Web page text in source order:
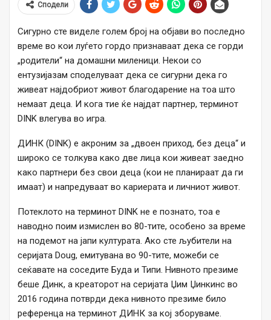
Сподели
Сигурно сте виделе голем број на објави во последно
време во кои луѓето гордо признаваат дека се горди
„родители“ на домашни миленици. Некои со
ентузијазам споделуваат дека се сигурни дека го
живеат најдобриот живот благодарение на тоа што
немаат деца. И кога тие ќе најдат партнер, терминот
DINK влегува во игра.
ДИНК (DINK) е акроним за „двоен приход, без деца“ и
широко се толкува како две лица кои живеат заедно
како партнери без свои деца (кои не планираат да ги
имаат) и напредуваат во кариерата и личниот живот.
Потеклото на терминот DINK не е познато, тоа е
наводно поим измислен во 80-тите, особено за време
на подемот на јапи културата. Ако сте љубители на
серијата Doug, емитувана во 90-тите, можеби се
сеќавате на соседите Буда и Типи. Нивното презиме
беше Динк, а креаторот на серијата Џим Џинкинс во
2016 година потврди дека нивното презиме било
референца на терминот ДИНК за кој зборуваме.